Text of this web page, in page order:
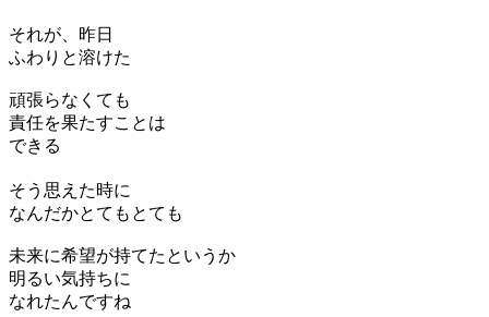
それが、昨日
ふわりと溶けた
頑張らなくても
責任を果たすことは
できる
そう思えた時に
なんだかとてもとても
未来に希望が持てたというか
明るい気持ちに
なれたんですね